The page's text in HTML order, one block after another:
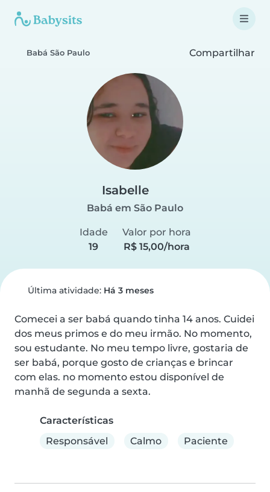
Babá São Paulo Compartilhar
Isabelle
Babá em São Paulo
Idade
19
Valor por hora
R$ 15,00/hora
Última atividade: Há 3 meses
Comecei a ser babá quando tinha 14 anos. Cuidei
dos meus primos e do meu irmão. No momento,
sou estudante. No meu tempo livre, gostaria de
ser babá, porque gosto de crianças e brincar
com elas. no momento estou disponível de
manhã de segunda a sexta.
Características
Responsável
Calmo Paciente